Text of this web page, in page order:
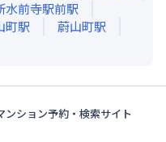
水前寺駅前駅
町駅 蔚山町駅
ション予約・検索サイト